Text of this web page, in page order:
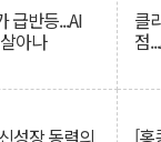
급반등...AI
아나
클
점